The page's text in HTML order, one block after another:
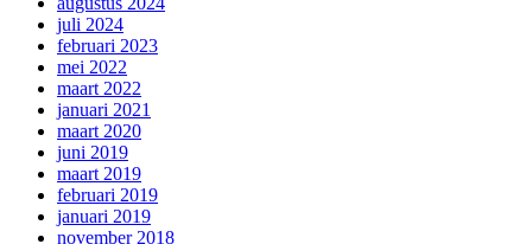
juli 2024
februari 2023
mei 2022
maart 2022
januari 2021
maart 2020
juni 2019
maart 2019
februari 2019
januari 2019
november 2018